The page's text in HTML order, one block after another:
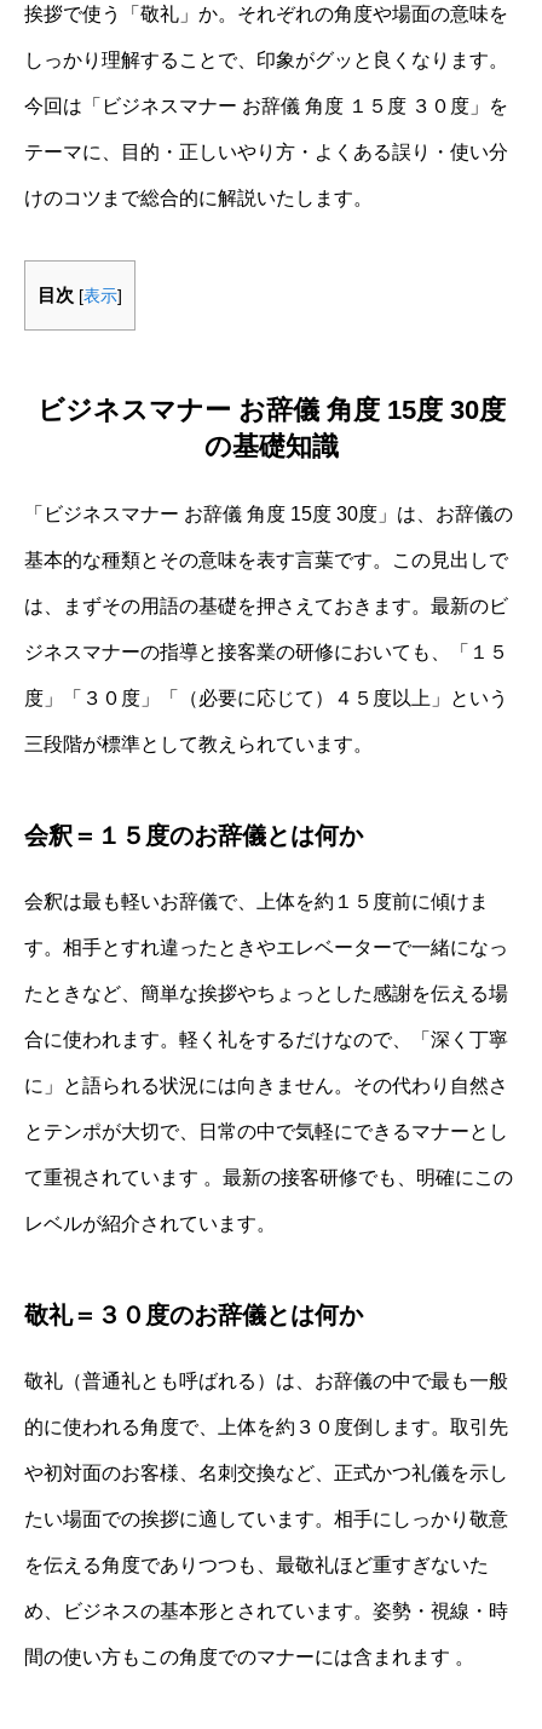
挨拶で使う「敬礼」か。それぞれの角度や場面の意味を
しっかり理解することで、印象がグッと良くなります。
今回は「ビジネスマナー お辞儀 角度 １５度 ３０度」を
テーマに、目的・正しいやり方・よくある誤り・使い分
けのコツまで総合的に解説いたします。
目次 [表示]
ビジネスマナー お辞儀 角度 15度 30度
の基礎知識
「ビジネスマナー お辞儀 角度 15度 30度」は、お辞儀の
基本的な種類とその意味を表す言葉です。この見出しで
は、まずその用語の基礎を押さえておきます。最新のビ
ジネスマナーの指導と接客業の研修においても、「１５
度」「３０度」「（必要に応じて）４５度以上」という
三段階が標準として教えられています。
会釈＝１５度のお辞儀とは何か
会釈は最も軽いお辞儀で、上体を約１５度前に傾けま
す。相手とすれ違ったときやエレベーターで一緒になっ
たときなど、簡単な挨拶やちょっとした感謝を伝える場
合に使われます。軽く礼をするだけなので、「深く丁寧
に」と語られる状況には向きません。その代わり自然さ
とテンポが大切で、日常の中で気軽にできるマナーとし
て重視されています 。最新の接客研修でも、明確にこの
レベルが紹介されています。
敬礼＝３０度のお辞儀とは何か
敬礼（普通礼とも呼ばれる）は、お辞儀の中で最も一般
的に使われる角度で、上体を約３０度倒します。取引先
や初対面のお客様、名刺交換など、正式かつ礼儀を示し
たい場面での挨拶に適しています。相手にしっかり敬意
を伝える角度でありつつも、最敬礼ほど重すぎないた
め、ビジネスの基本形とされています。姿勢・視線・時
間の使い方もこの角度でのマナーには含まれます 。